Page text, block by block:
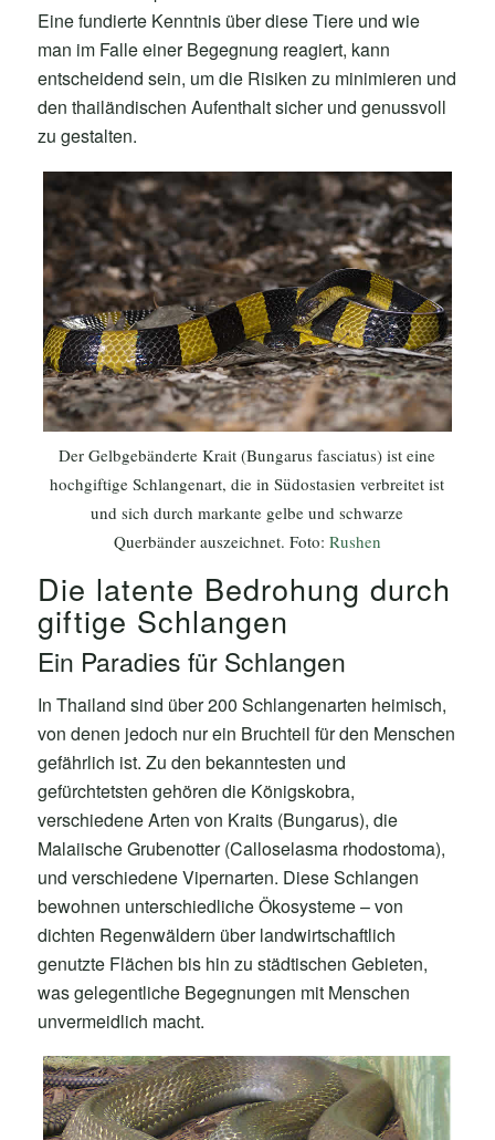
Eine fundierte Kenntnis über diese Tiere und wie
man im Falle einer Begegnung reagiert, kann
entscheidend sein, um die Risiken zu minimieren und
den thailändischen Aufenthalt sicher und genussvoll
zu gestalten.
Der Gelbgebänderte Krait (Bungarus fasciatus) ist eine
hochgiftige Schlangenart, die in Südostasien verbreitet ist
und sich durch markante gelbe und schwarze
Querbänder auszeichnet. Foto: Rushen
Die latente Bedrohung durch
giftige Schlangen
Ein Paradies für Schlangen
In Thailand sind über 200 Schlangenarten heimisch,
von denen jedoch nur ein Bruchteil für den Menschen
gefährlich ist. Zu den bekanntesten und
gefürchtetsten gehören die Königskobra,
verschiedene Arten von Kraits (Bungarus), die
Malaiische Grubenotter (Calloselasma rhodostoma),
und verschiedene Vipernarten. Diese Schlangen
bewohnen unterschiedliche Ökosysteme – von
dichten Regenwäldern über landwirtschaftlich
genutzte Flächen bis hin zu städtischen Gebieten,
was gelegentliche Begegnungen mit Menschen
unvermeidlich macht.